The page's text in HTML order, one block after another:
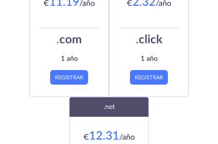
€11.19/año
.com
1 año
REGISTRAR
€2.32/año
.click
1 año
REGISTRAR
.net
€12.31/año